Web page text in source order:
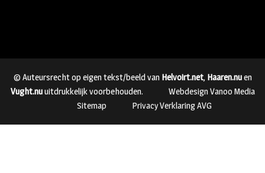
© Auteursrecht op eigen tekst/beeld van Helvoirt.net, Haaren.nuen
Vught.nuuitdrukkelijk voorbehouden.
Webdesign Vanoo Media
Sitemap
Privacy Verklaring AVG